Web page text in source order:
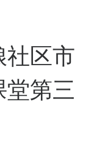
社区市
堂第三